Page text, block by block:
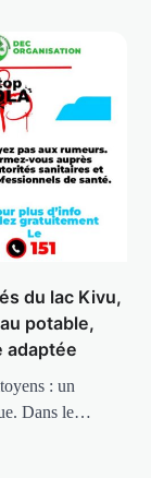
du lac Kivu,
potable,
adaptée
: un
Dans le…